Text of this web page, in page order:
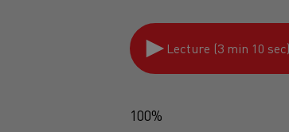
Lecture (3 min 10 sec)
100%